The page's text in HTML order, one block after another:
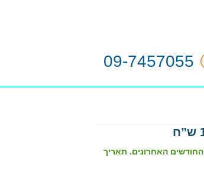
09-7457055
הרחבת ביטוח צלילה לשנתי בינלאומי היא עבור צוללים שרכשו ביטוח צלילה ל-2 ימים במהלך 12 החודשים האחרונים. תאריך